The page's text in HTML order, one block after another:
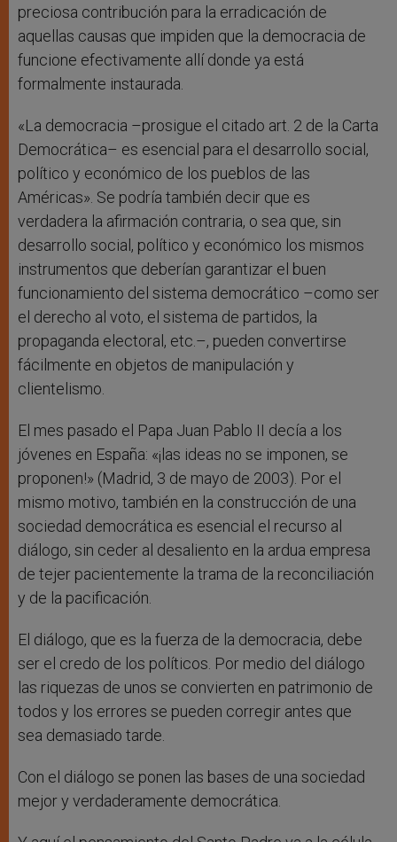
preciosa contribución para la erradicación de
aquellas causas que impiden que la democracia de
funcione efectivamente allí donde ya está
formalmente instaurada.
«La democracia –prosigue el citado art. 2 de la Carta
Democrática– es esencial para el desarrollo social,
político y económico de los pueblos de las
Américas». Se podría también decir que es
verdadera la afirmación contraria, o sea que, sin
desarrollo social, político y económico los mismos
instrumentos que deberían garantizar el buen
funcionamiento del sistema democrático –como ser
el derecho al voto, el sistema de partidos, la
propaganda electoral, etc.–, pueden convertirse
fácilmente en objetos de manipulación y
clientelismo.
El mes pasado el Papa Juan Pablo II decía a los
jóvenes en España: «¡las ideas no se imponen, se
proponen!» (Madrid, 3 de mayo de 2003). Por el
mismo motivo, también en la construcción de una
sociedad democrática es esencial el recurso al
diálogo, sin ceder al desaliento en la ardua empresa
de tejer pacientemente la trama de la reconciliación
y de la pacificación.
El diálogo, que es la fuerza de la democracia, debe
ser el credo de los políticos. Por medio del diálogo
las riquezas de unos se convierten en patrimonio de
todos y los errores se pueden corregir antes que
sea demasiado tarde.
Con el diálogo se ponen las bases de una sociedad
mejor y verdaderamente democrática.